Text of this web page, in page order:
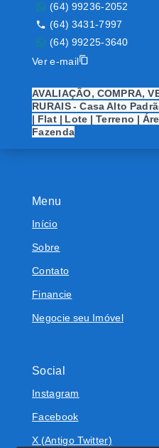
Menu
Início
Sobre
Contato
Financie
Negocie seu Imóvel
Social
Instagram
Facebook
X (Antigo Twitter)
(64) 99236-2052
(64) 3431-7997
(64) 99225-3640
Ver e-mail
AVALIAÇÃO, COMPRA,
RURAIS - Casa Alto
| Flat | Lote | Terreno |
Fazenda